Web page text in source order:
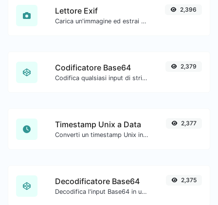
Lettore Exif
Carica un'immagine ed estrai i dati da essa.
2,396
Codificatore Base64
Codifica qualsiasi input di stringa in Base64.
2,379
Timestamp Unix a Data
Converti un timestamp Unix in UTC e nella tua data locale.
2,377
Decodificatore Base64
Decodifica l'input Base64 in una stringa.
2,375